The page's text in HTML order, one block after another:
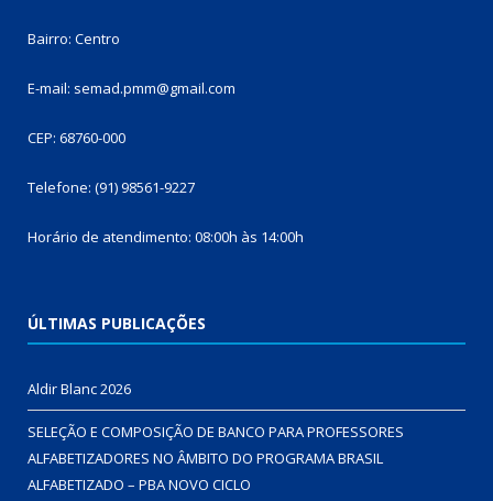
Bairro: Centro
E-mail: semad.pmm@gmail.com
CEP: 68760-000
Telefone: (91) 98561-9227
Horário de atendimento: 08:00h às 14:00h
ÚLTIMAS PUBLICAÇÕES
Aldir Blanc 2026
SELEÇÃO E COMPOSIÇÃO DE BANCO PARA PROFESSORES
ALFABETIZADORES NO ÂMBITO DO PROGRAMA BRASIL
ALFABETIZADO – PBA NOVO CICLO